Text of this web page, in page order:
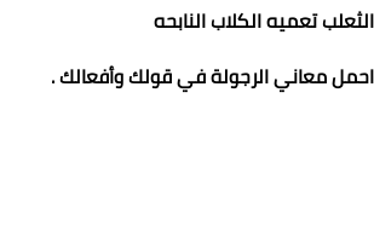
تعميه الكلاب النابحه
معاني الرجولة في قولك وأفعالك .